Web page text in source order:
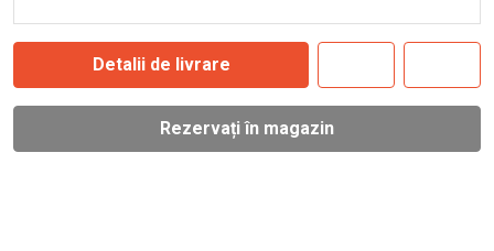
Detalii de livrare
Rezervați în magazin